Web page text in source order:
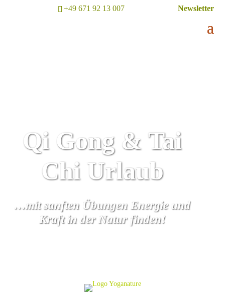
+49 671 92 13 007 Newsletter
Qi Gong & Tai
Chi Urlaub
…mit sanften Übungen Energie und
Kraft in der Natur finden!